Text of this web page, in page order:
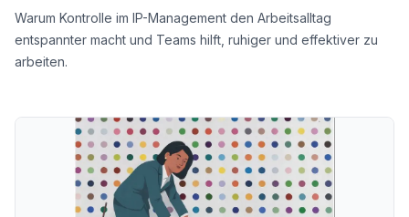
Warum Kontrolle im IP-Management den Arbeitsalltag
entspannter macht und Teams hilft, ruhiger und effektiver zu
arbeiten.